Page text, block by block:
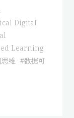
Digital
Learning
维 #数据可